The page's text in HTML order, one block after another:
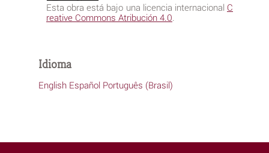
Esta obra está bajo una licencia internacional C
reative Commons Atribución 4.0
Idioma
English Español Português (Brasil)